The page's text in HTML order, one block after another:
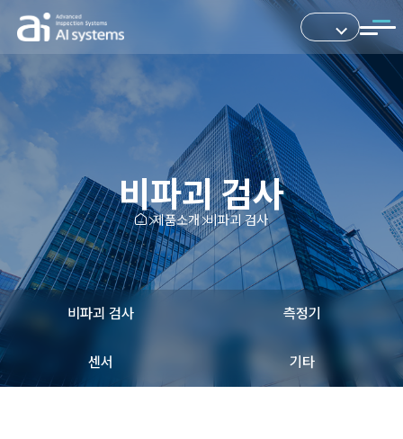
비파괴 검사
제품소개 비파괴 검사
비파괴 검사 측정기
센서 기타